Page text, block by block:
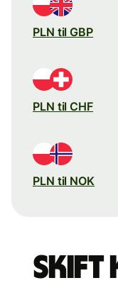
PLN til GBP
PLN til CHF
PLN til NOK
Skift